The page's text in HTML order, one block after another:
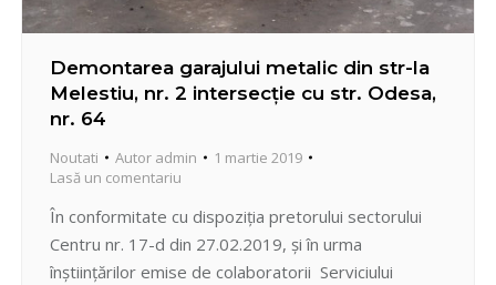
Demontarea garajului metalic din str-la
Melestiu, nr. 2 intersecție cu str. Odesa,
nr. 64
Noutati Autor admin
1 martie 2019
Lasă un comentariu
În conformitate cu dispoziția pretorului sectorului
Centru nr. 17-d din 27.02.2019, și în urma
înștiințărilor emise de colaboratorii Serviciului